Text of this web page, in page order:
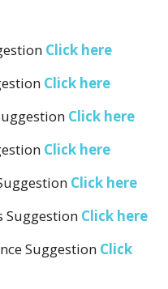
Click here
Click here
Click here
Click here
Click here
Click here
Suggestion Click